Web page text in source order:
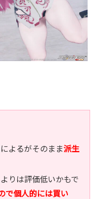
よるがそのまま派生
りは評価低いかもで
で個人的には買い